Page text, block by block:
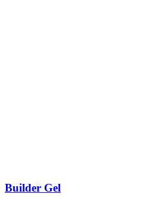
Builder Gel